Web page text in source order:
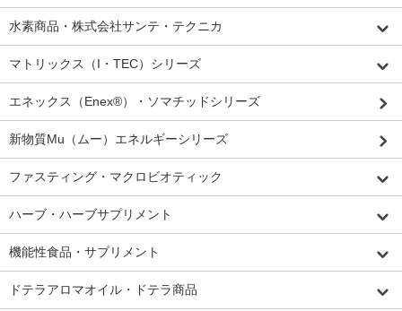
水素商品・株式会社サンテ・テクニカ
マトリックス（I・TEC）シリーズ
エネックス（Enex®）・ソマチッドシリーズ
新物質Mu（ムー）エネルギーシリーズ
ファスティング・マクロビオティック
ハーブ・ハーブサプリメント
機能性食品・サプリメント
ドテラアロマオイル・ドテラ商品